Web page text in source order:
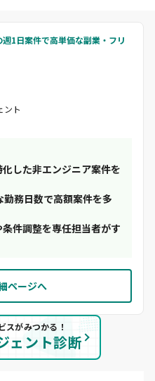
1日案件で高単価な副業・フリ
ント
した非エンジニア案件を
務日数で高額案件を多
件調整を専任担当者がす
ページへ
スがみつかる！
ェント診断